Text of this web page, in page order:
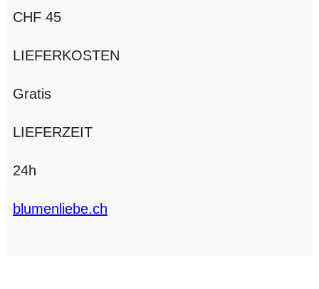
CHF 45
LIEFERKOSTEN
Gratis
LIEFERZEIT
24h
blumenliebe.ch